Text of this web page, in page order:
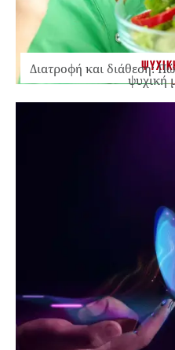
Διατροφή και διάθεση:
ψυχική